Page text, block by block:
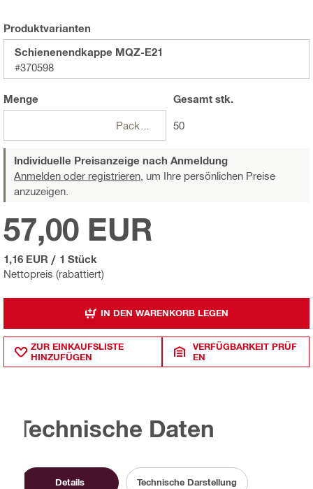
Produktvarianten
Schienenendkappe MQZ-E21
#370598
Menge
Packungen
Gesamtstk.
50
Individuelle Preisanzeige nach Anmeldung
Anmelden oder registrieren, um Ihre persönlichen Preise
anzuzeigen.
Nettopreis (rabattiert)
57,00 EUR
1,16 EUR / 1 Stück
IN DEN WARENKORB LEGEN
ZUR EINKAUFSLISTE
HINZUFÜGEN
VERFÜGBARKEIT PRÜF
EN
Technische Daten
Details Technische Darstellung